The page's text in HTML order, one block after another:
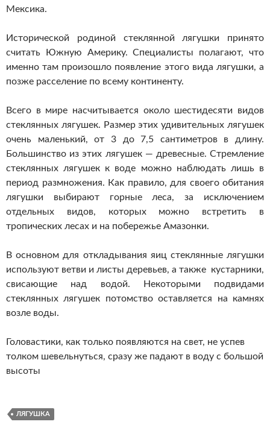
Мексика.
Исторической родиной стеклянной лягушки принято
считать Южную Америку. Специалисты полагают, что
именно там произошло появление этого вида лягушки, а
позже расселение по всему континенту.
Всего в мире насчитывается около шестидесяти видов
стеклянных лягушек. Размер этих удивительных лягушек
очень маленький, от 3 до 7,5 сантиметров в длину.
Большинство из этих лягушек — древесные. Стремление
стеклянных лягушек к воде можно наблюдать лишь в
период размножения. Как правило, для своего обитания
лягушки выбирают горные леса, за исключением
отдельных видов, которых можно встретить в
тропических лесах и на побережье Амазонки.
В основном для откладывания яиц стеклянные лягушки
используют ветви и листы деревьев, а также кустарники,
свисающие над водой. Некоторыми подвидами
стеклянных лягушек потомство оставляется на камнях
возле воды.
Головастики, как только появляются на свет, не успев
толком шевельнуться, сразу же падают в воду с большой
высоты
ЛЯГУШКА